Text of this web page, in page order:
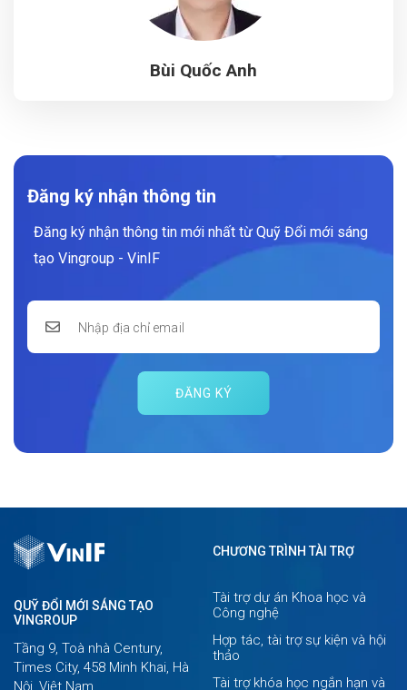
Bùi Quốc Anh
Đăng ký nhận thông tin
Đăng ký nhận thông tin mới nhất từ Quỹ Đổi mới sáng
tạo Vingroup - VinIF
ĐĂNG KÝ
QUỸ ĐỔI MỚI SÁNG TẠO
VINGROUP
Tầng 9, Toà nhà Century,
Times City, 458 Minh Khai, Hà
Nội, Việt Nam
CHƯƠNG TRÌNH TÀI TRỢ
Tài trợ dự án Khoa học và
Công nghệ
Hợp tác, tài trợ sự kiện và hội
thảo
Tài trợ khóa học ngắn hạn và